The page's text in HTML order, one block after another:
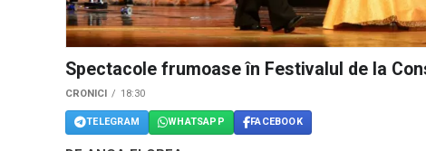
Spectacole frumoase în Festivalul de la
CRONICI 18:30
TELEGRAM WHATSAPP FACEBOOK